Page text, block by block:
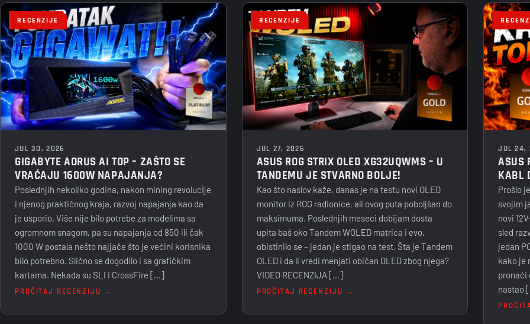
RECENZIJE
JUL 30, 2026
GIGABYTE AORUS AI TOP – ZAŠTO SE
VRAĆAJU 1600W NAPAJANJA?
Poslednjih nekoliko godina, nakon mining revolucije
i njenog praktičnog kraja, razvoj napajanja kao da
je usporio. Više nije bilo potrebe za modelima sa
ogromnom snagom, pa su napajanja od 850 ili čak
1000 W postala nešto najjače što je većini korisnika
bilo potrebno. Slično se dogodilo i sa grafičkim
kartama. Nekada su SLI i CrossFire […]
PROČITAJ RECENZIJU →
RECENZIJE
JUL 27, 2026
ASUS ROG STRIX OLED XG32UQWMS – U
TANDEMU JE STVARNO BOLJE!
Kao što naslov kaže, danas je na testu novi OLED
monitor iz ROG radionice, ali ovog puta poboljšan do
maksimuma. Poslednjih meseci dobijam dosta
upita baš oko Tandem WOLED matrica i evo,
obistinilo se – jedan je stigao na test. Šta je Tandem
OLED i da li vredi menjati običan OLED zbog njega?
VIDEO RECENZIJA […]
PROČITAJ RECENZIJU →
JUL 24,
ASUS
KABL
Prošlo
svojim
novi
sled
jedan
kako je
pronaći
nastao